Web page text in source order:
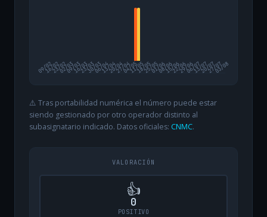
09/02
16/0223/0202/0309/0316/0323/0330/0306/0413/0420/0427/0404/0511/0518/0525/0501/0608/0615/0622/0629/0606/0713/0720/0727/07
03/08
⚠️ Tras portabilidad numérica el número puede estar
siendo gestionado por otro operador distinto al
subasignatario indicado. Datos oficiales: CNMC.
VALORACIÓN
👍
0
POSITIVO